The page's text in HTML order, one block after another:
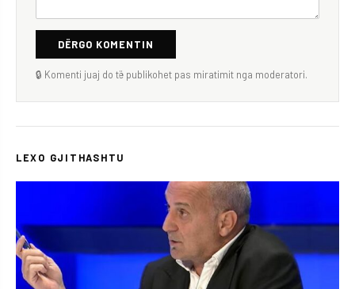
DËRGO KOMENTIN
🔒 Komenti juaj do të publikohet pas miratimit nga moderatori.
LEXO GJITHASHTU